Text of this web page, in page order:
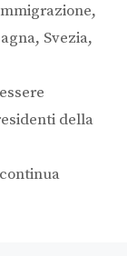
,
, Svezia,
della